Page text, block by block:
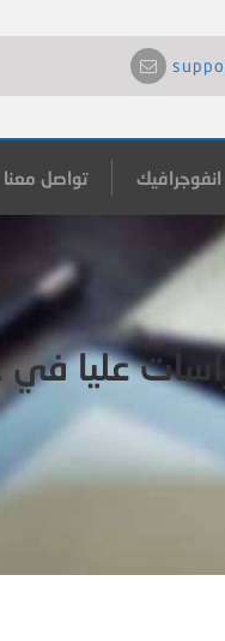
انفوجرافيك تواصل معنا
عليا